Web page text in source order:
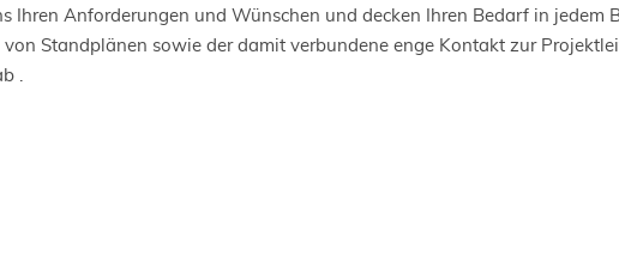
Ihren Anforderungen und Wünschen und decken Ihren Bedarf in jedem
Standplänen sowie der damit verbundene enge Kontakt zur
.